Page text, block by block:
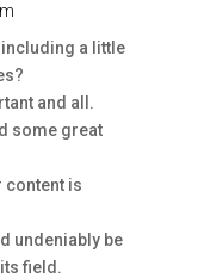
including a little
and all.
some great
content is
undeniably be
field.